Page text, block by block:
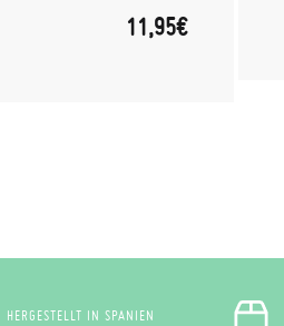
11,95€
HERGESTELLT IN SPANIEN